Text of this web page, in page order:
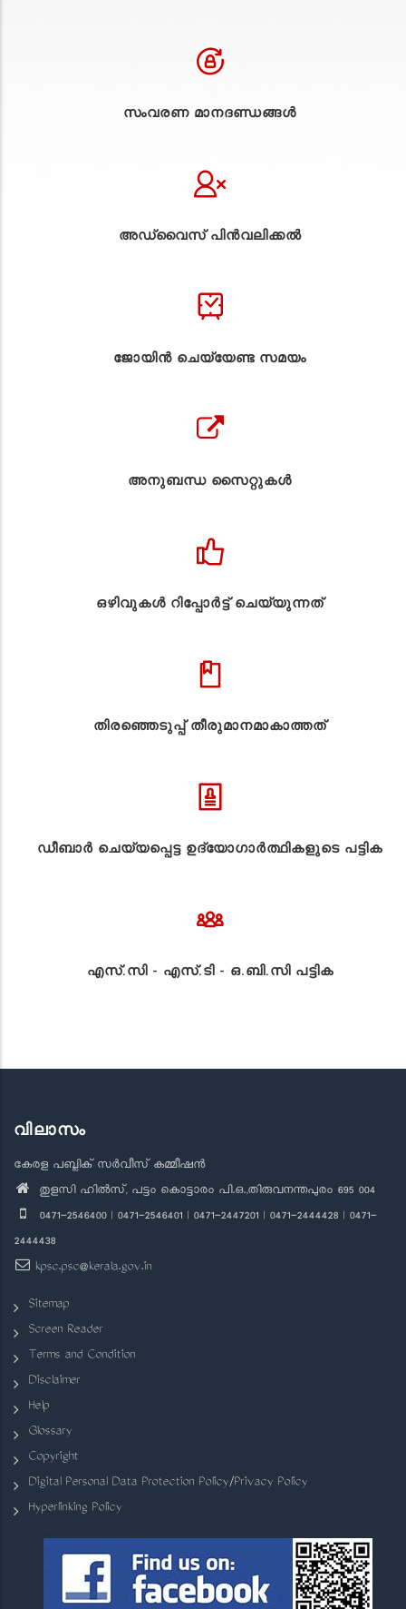
സംവരണ മാനദണ്ഡങ്ങൾ
അഡ്വൈസ് പിൻവലിക്കൽ
ജോയിൻ ചെയ്യേണ്ട സമയം
അനുബന്ധ സൈറ്റുകള്‍
ഒഴിവുകൾ റിപ്പോർട്ട് ചെയ്യുന്നത്
തിരഞ്ഞെടുപ്പ് തീരുമാനമാകാത്തത്
ഡീബാർ ചെയ്യപ്പെട്ട ഉദ്യോഗാർത്ഥികളുടെ പട്ടിക
എസ്.സി - എസ്.ടി - ഒ.ബി.സി പട്ടിക
വിലാസം
കേരള പബ്ലിക് സർവീസ് കമ്മീഷൻ
തുളസി ഹിൽസ്, പട്ടം കൊട്ടാരം പി.ഒ.,തിരുവനന്തപുരം 695 004
0471-2546400 | 0471-2546401 | 0471-2447201 | 0471-2444428 | 0471-
2444438
kpsc.psc@kerala.gov.in
Sitemap
Screen Reader
Terms and Condition
Disclaimer
Help
Glossary
Copyright
Digital Personal Data Protection Policy/Privacy Policy
Hyperlinking Policy